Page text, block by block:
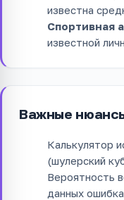
известна
Спортивная
известной
Важные
Калькулятор
(шулерский
Вероятность
данных